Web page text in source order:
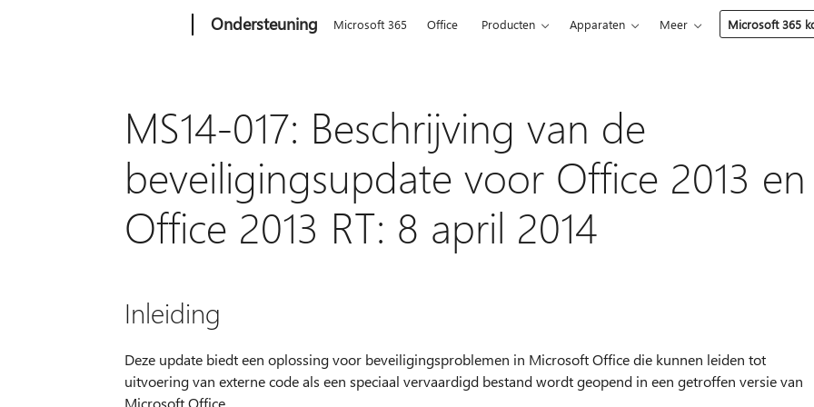
Ondersteuning Microsoft 365 Office Producten Apparaten Meer Microsoft 365
MS14-017: Beschrijving van de
beveiligingsupdate voor Office 2013 en
Office 2013 RT: 8 april 2014
Inleiding
Deze update biedt een oplossing voor beveiligingsproblemen in Microsoft Office die kunnen leiden tot
uitvoering van externe code als een speciaal vervaardigd bestand wordt geopend in een getroffen versie van
Microsoft Office.